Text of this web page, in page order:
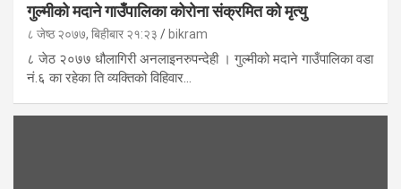
गुल्मीको मदाने गाउँपालिका कोरोना संक्रमित को मृत्यु
८ जेष्ठ २०७७, बिहीबार २१:२३ bikram
८ जेठ २०७७ धौलागिरी अनलाइनरुपन्देही । गुल्मीको मदाने गाउँपालिका वडा
नं.६ का रहेका ति व्यक्तिको विहिवार…